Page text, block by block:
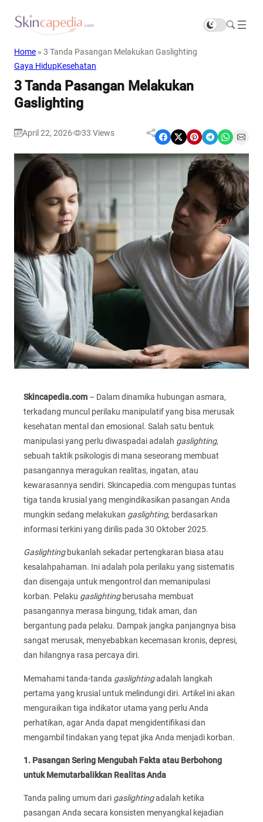
Home » 3 Tanda Pasangan Melakukan Gaslighting
Gaya HidupKesehatan
3 Tanda Pasangan Melakukan
Gaslighting
April 22, 2026 33 Views Share on Facebook Share on X Share on Pinterest Share on Telegram Share on WhatsApp Share on Email
Skincapedia.com – Dalam dinamika hubungan asmara,
terkadang muncul perilaku manipulatif yang bisa merusak
kesehatan mental dan emosional. Salah satu bentuk
manipulasi yang perlu diwaspadai adalah gaslighting,
sebuah taktik psikologis di mana seseorang membuat
pasangannya meragukan realitas, ingatan, atau
kewarasannya sendiri. Skincapedia.com mengupas tuntas
tiga tanda krusial yang mengindikasikan pasangan Anda
mungkin sedang melakukan gaslighting, berdasarkan
informasi terkini yang dirilis pada 30 Oktober 2025.
Gaslightingbukanlah sekadar pertengkaran biasa atau
kesalahpahaman. Ini adalah pola perilaku yang sistematis
dan disengaja untuk mengontrol dan memanipulasi
korban. Pelaku gaslightingberusaha membuat
pasangannya merasa bingung, tidak aman, dan
bergantung pada pelaku. Dampak jangka panjangnya bisa
sangat merusak, menyebabkan kecemasan kronis, depresi,
dan hilangnya rasa percaya diri.
Memahami tanda-tanda gaslightingadalah langkah
pertama yang krusial untuk melindungi diri. Artikel ini akan
menguraikan tiga indikator utama yang perlu Anda
perhatikan, agar Anda dapat mengidentifikasi dan
mengambil tindakan yang tepat jika Anda menjadi korban.
1. Pasangan Sering Mengubah Fakta atau Berbohong
untuk Memutarbalikkan Realitas Anda
Tanda paling umum dari gaslightingadalah ketika
pasangan Anda secara konsisten menyangkal kejadian